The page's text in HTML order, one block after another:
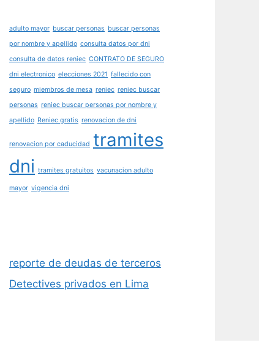
adulto mayor buscar personas buscar personas
por nombre y apellido consulta datos por dni
consulta de datos reniec CONTRATO DE SEGURO
dni electronico elecciones 2021 fallecido con
seguro miembros de mesa reniec reniec buscar
personas reniec buscar personas por nombre y
apellido Reniec gratis renovacion de dni
renovacion por caducidad tramites
dni tramites gratuitos vacunacion adulto
mayor vigencia dni
reporte de deudas de terceros
Detectives privados en Lima